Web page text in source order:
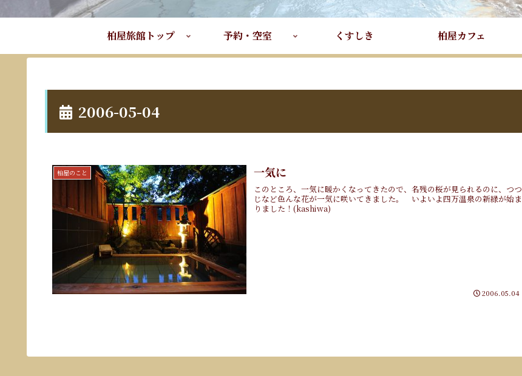
柏屋旅館トップ 予約・空室 くすしき 柏屋カフェ
2006-05-04
柏屋のこと 一気に
このところ、一気に暖かくなってきたので、名残の桜が見られるのに、つつ
じなど色んな花が一気に咲いてきました。 いよいよ四万温泉の新緑が始ま
りました！(kashiwa)
2006.05.04